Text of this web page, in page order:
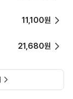
11,100원
21,680원